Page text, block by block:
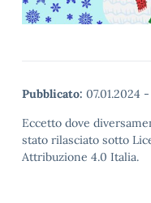
Pubblicato: 07.01.2024 -
Eccetto dove
stato rilasciato sotto
Attribuzione 4.0 Italia.